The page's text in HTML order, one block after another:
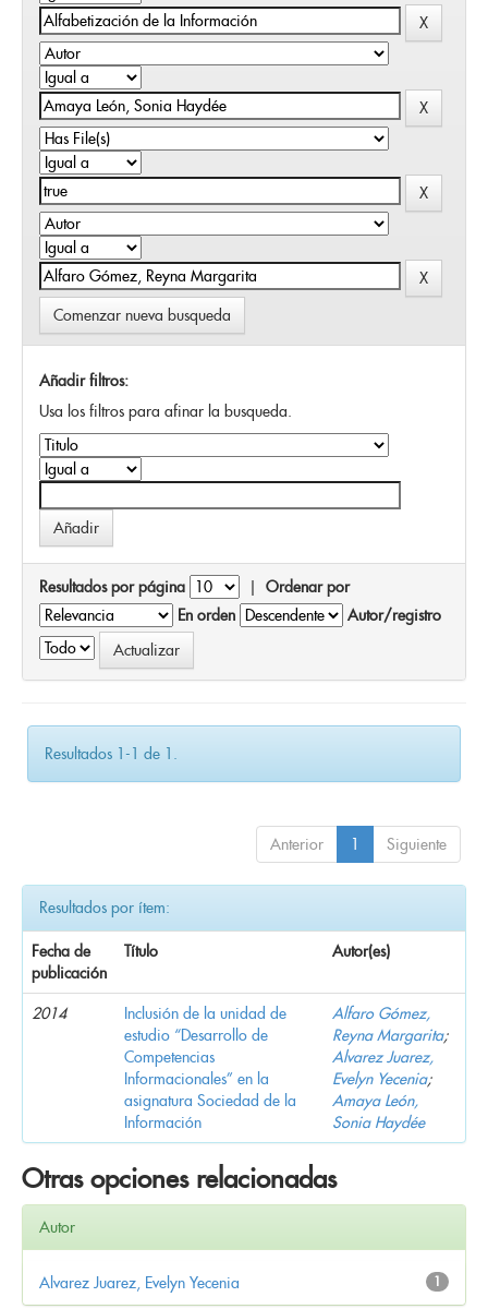
Comenzar nueva busqueda
Añadir filtros:
Usa los filtros para afinar la busqueda.
Resultados por página | Ordenar por
En orden
Autor/registro
Resultados 1-1 de 1.
Anterior 1 Siguiente
Resultados por ítem:
Fecha de
publicación
Título Autor(es)
2014
Inclusión de la unidad de
estudio “Desarrollo de
Competencias
Informacionales” en la
asignatura Sociedad de la
Información
Alfaro Gómez,
Reyna Margarita;
Alvarez Juarez,
Evelyn Yecenia;
Amaya León,
Sonia Haydée
Otras opciones relacionadas
Autor
1
Alvarez Juarez, Evelyn Yecenia